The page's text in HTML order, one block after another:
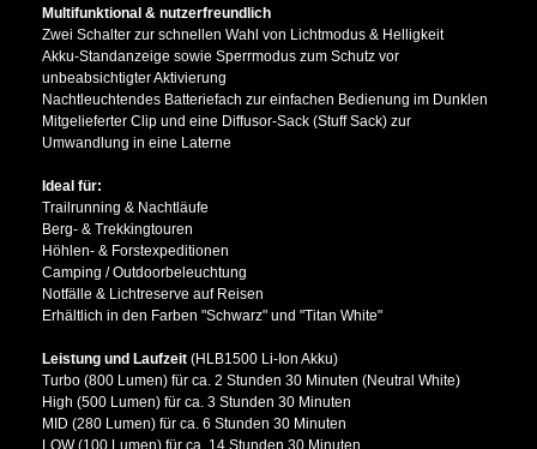
Multifunktional & nutzerfreundlich
Zwei Schalter zur schnellen Wahl von Lichtmodus & Helligkeit
Akku-Standanzeige sowie Sperrmodus zum Schutz vor
unbeabsichtigter Aktivierung
Nachtleuchtendes Batteriefach zur einfachen Bedienung im Dunklen
Mitgelieferter Clip und eine Diffusor-Sack (Stuff Sack) zur
Umwandlung in eine Laterne
Ideal für:
Trailrunning & Nachtläufe
Berg- & Trekkingtouren
Höhlen- & Forstexpeditionen
Camping / Outdoorbeleuchtung
Notfälle & Lichtreserve auf Reisen
Erhältlich in den Farben "Schwarz" und "Titan White"
Leistung und Laufzeit (HLB1500 Li-Ion Akku)
Turbo (800 Lumen) für ca. 2 Stunden 30 Minuten (Neutral White)
High (500 Lumen) für ca. 3 Stunden 30 Minuten
MID (280 Lumen) für ca. 6 Stunden 30 Minuten
LOW (100 Lumen) für ca. 14 Stunden 30 Minuten